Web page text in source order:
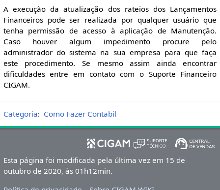
A execução da atualização dos rateios dos Lançamentos
Financeiros pode ser realizada por qualquer usuário que
tenha permissão de acesso à aplicação de Manutenção.
Caso houver algum impedimento procure pelo
administrador do sistema na sua empresa para que faça
este procedimento. Se mesmo assim ainda encontrar
dificuldades entre em contato com o Suporte Financeiro
CIGAM.
Categoria: Como Fazer Contabil
Esta página foi modificada pela última vez em 15 de
outubro de 2020, às 01h12min.